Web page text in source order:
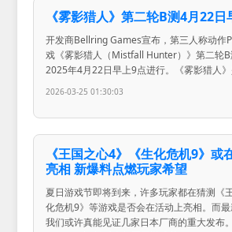
《雾影猎人》第二轮B测4月22
开发商Bellring Games宣布，第三人称动作
戏《雾影猎人（Mistfall Hunter）》第二轮
2025年4月22日早上9点进行。《雾影猎人
2026-03-25 01:30:03
《王国之心4》《生化危机9》或
亮相 新爆料点燃玩家希望
夏日游戏节即将到来，许多玩家都在猜测《
化危机9》等游戏是否会在活动上亮相。而最
我们或许真能见证几家日本厂商的重大发布